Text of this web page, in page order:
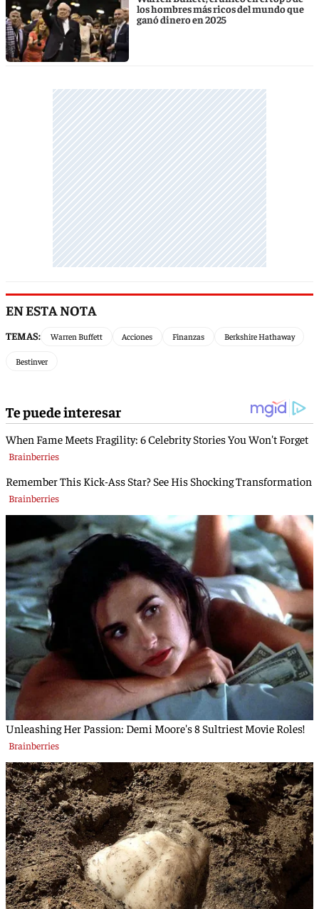
los hombres más ricos del mundo que
ganó dinero en 2025
EN ESTA NOTA
TEMAS: Warren Buffett Acciones Finanzas Berkshire Hathaway
Bestinver